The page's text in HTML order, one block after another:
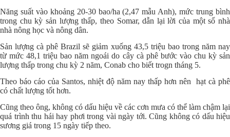
Năng suất vào khoảng 20-30 bao/ha (2,47 mẫu Anh), mức trung bình
trong chu kỳ sản lượng thấp, theo Somar, dẫn lại lời của một số nhà
nhà nông học và nông dân.
Sản lượng cà phê Brazil sẽ giảm xuống 43,5 triệu bao trong năm nay
từ mức 48,1 triệu bao năm ngoái do cây cà phê bước vào chu kỳ sản
lượng thấp trong chu kỳ 2 năm, Conab cho biết trogn tháng 5.
Theo báo cáo của Santos, nhiệt độ năm nay thấp hơn nên
hạt cà phê
có chất lượng tốt hơn.
Cũng theo ông, không có dấu hiệu về các cơn mưa có thể làm chậm lại
quá trình thu hái hay phơi trong vài ngày tới. Cũng không có dấu hiệu
sương giá trong 15 ngày tiếp theo.